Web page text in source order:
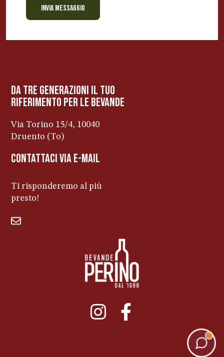
INVIA MESSAGGIO
da tre generazioni il tuo
riferimento per le bevanDe
Via Torino 15/4, 10040
Druento (To)
contattaci via e-mail
Ti risponderemo al più
presto!
011ENTERPRISE.COM